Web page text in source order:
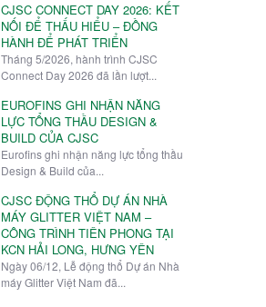
CJSC CONNECT DAY 2026: KẾT
NỐI ĐỂ THẤU HIỂU – ĐỒNG
HÀNH ĐỂ PHÁT TRIỂN
Tháng 5/2026, hành trình CJSC
Connect Day 2026 đã lần lượt...
EUROFINS GHI NHẬN NĂNG
LỰC TỔNG THẦU DESIGN &
BUILD CỦA CJSC
Eurofins ghi nhận năng lực tổng thầu
Design & Build của...
CJSC ĐỘNG THỔ DỰ ÁN NHÀ
MÁY GLITTER VIỆT NAM –
CÔNG TRÌNH TIÊN PHONG TẠI
KCN HẢI LONG, HƯNG YÊN
Ngày 06/12, Lễ động thổ Dự án Nhà
máy Glitter Việt Nam đã...